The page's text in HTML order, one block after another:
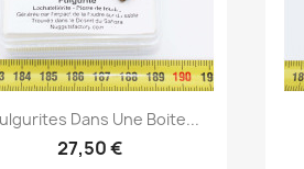
Aperçu rapide
Dans Une Boite...
27,50 €